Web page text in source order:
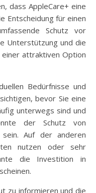
dass AppleCare+ eine
Entscheidung für einen
Schutz vor
Unterstützung und die
attraktiven Option
Bedürfnisse und
bevor Sie eine
unterwegs sind und
der Schutz von
Auf der anderen
nutzen oder sehr
die Investition in
zu informieren und die